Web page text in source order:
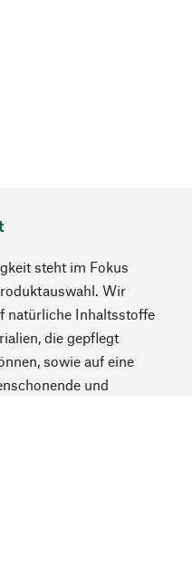
steht im Fokus
Wir
natürliche Inhaltsstoffe
die gepflegt
sowie auf eine
und